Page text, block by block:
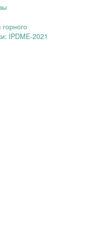
IPDME-2021